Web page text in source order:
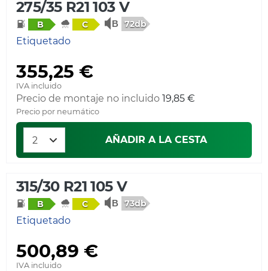
275/35 R21 103 V
B C 72db
Etiquetado
355,25 €
IVA incluido
Precio de montaje no incluido 19,85 €
Precio por neumático
AÑADIR A LA CESTA
315/30 R21 105 V
B C 73db
Etiquetado
500,89 €
IVA incluido